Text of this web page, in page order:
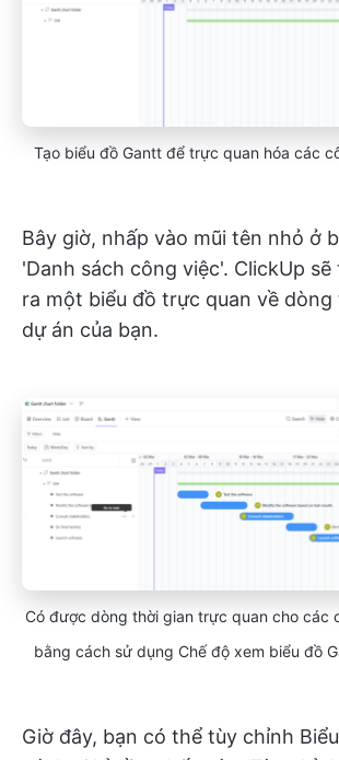
Tạo biểu đồ Gantt để trực quan hóa các
Bây giờ, nhấp vào mũi tên nhỏ ở
'Danh sách công việc'. ClickUp
ra một biểu đồ trực quan về dòng
dự án của bạn.
Có được dòng thời gian trực quan cho các
bằng cách sử dụng Chế độ xem biểu đồ
Giờ đây, bạn có thể tùy chỉnh